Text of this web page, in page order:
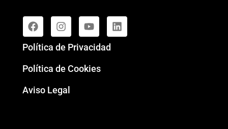
Política de Privacidad
Política de Cookies
Aviso Legal